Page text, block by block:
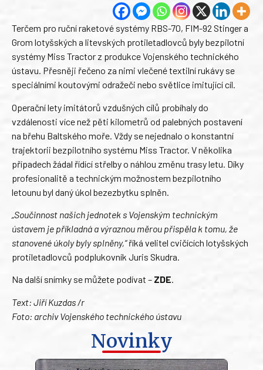
Terčem pro ruční raketové systémy RBS-70, FIM-92 Stinger a
Grom lotyšských a litevských protiletadlovců byly bezpilotní
systémy Miss Tractor z produkce Vojenského technického
ústavu. Přesněji řečeno za nimi vlečené textilní rukávy se
speciálními koutovými odražeči nebo světlice imitující cíl.
Operační lety imitátorů vzdušných cílů probíhaly do
vzdálenosti více než pěti kilometrů od palebných postavení
na břehu Baltského moře. Vždy se nejednalo o konstantní
trajektorii bezpilotního systému Miss Tractor. V několika
případech žádal řídící střelby o náhlou změnu trasy letu. Díky
profesionalitě a technickým možnostem bezpilotního
letounu byl daný úkol bezezbytku splněn.
„Součinnost našich jednotek s Vojenským technickým
ústavem je příkladná a výraznou měrou přispěla k tomu, že
stanovené úkoly byly splněny,“říká velitel cvičících lotyšských
protiletadlovců podplukovník Juris Skudra.
Na další snímky se můžete podívat – ZDE.
Text: Jiří Kuzdas /r
Foto: archiv Vojenského technického ústavu
Novinky